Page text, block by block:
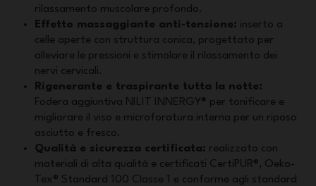
rilassamento muscolare profondo.
Effetto massaggiante anti-tensione: inserto a
celle aperte con struttura conica, progettato per
alleviare le pressioni e stimolare il rilassamento dei
nervi cervicali.
Rigenerante e traspirante tutta la notte:
Fodera aggiuntiva NILIT INNERGY® per tonificare e
migliorare il viso e microforatura interna per un riposo
asciutto e fresco.
Qualità e sicurezza certificata: realizzato con
materiali di alta qualità e certificati CertiPUR®, Oeko-
Tex® Standard 100 Classe 1 e conforme agli standard